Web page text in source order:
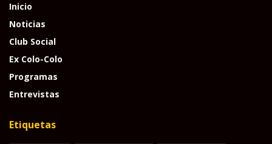
Inicio
Noticias
Club Social
Ex Colo-Colo
Programas
Entrevistas
Etiquetas